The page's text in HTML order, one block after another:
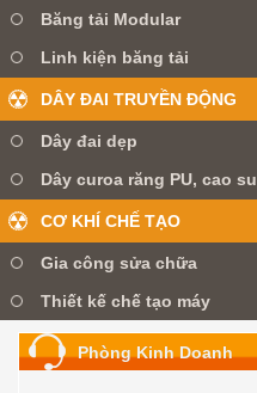
Băng tải Modular
Linh kiện băng tải
DÂY ĐAI TRUYỀN ĐỘNG
Dây đai dẹp
Dây curoa răng PU, cao su
CƠ KHÍ CHẾ TẠO
Gia công sửa chữa
Thiết kế chế tạo máy
Phòng Kinh Doanh